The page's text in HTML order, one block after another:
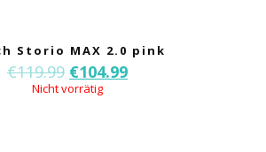
Storio MAX 2.0 pink
€119.99 €104.99
Nicht vorrätig